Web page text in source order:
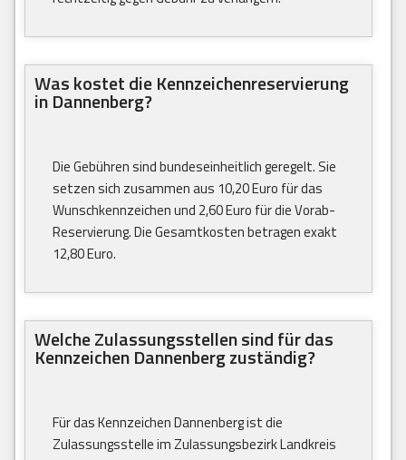
Was kostet die Kennzeichenreservierung
in Dannenberg?
Die Gebühren sind bundeseinheitlich geregelt. Sie
setzen sich zusammen aus 10,20 Euro für das
Wunschkennzeichen und 2,60 Euro für die Vorab-
Reservierung. Die Gesamtkosten betragen exakt
12,80 Euro.
Welche Zulassungsstellen sind für das
Kennzeichen Dannenberg zuständig?
Für das Kennzeichen Dannenberg ist die
Zulassungsstelle im Zulassungsbezirk Landkreis